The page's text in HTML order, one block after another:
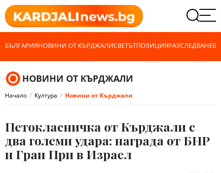
БЪЛГАРИЯНОВИНИ ОТ КЪРДЖАЛИСВЕТЪТПОЗИЦИЯРАЗСЛЕДВАНЕ
НОВИНИ ОТ КЪРДЖАЛИ
Начало Култура Новини от Кърджали
Петокласничка от Кърджали с
два големи удара: награда от БНР
и Гран При в Израел